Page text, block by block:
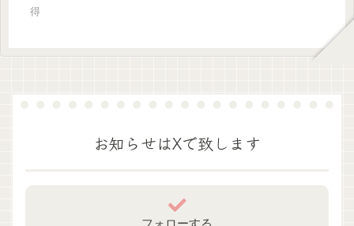
得
お知らせはXで致します
フォローする